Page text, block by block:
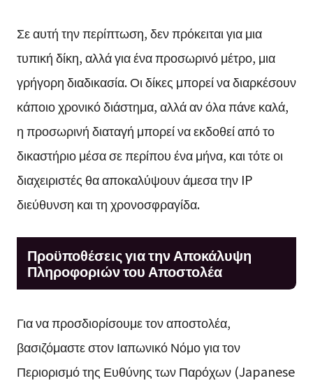
Σε αυτή την περίπτωση, δεν πρόκειται για μια
τυπική δίκη, αλλά για ένα προσωρινό μέτρο, μια
γρήγορη διαδικασία. Οι δίκες μπορεί να διαρκέσουν
κάποιο χρονικό διάστημα, αλλά αν όλα πάνε καλά,
η προσωρινή διαταγή μπορεί να εκδοθεί από το
δικαστήριο μέσα σε περίπου ένα μήνα, και τότε οι
διαχειριστές θα αποκαλύψουν άμεσα την IP
διεύθυνση και τη χρονοσφραγίδα.
Προϋποθέσεις για την Αποκάλυψη
Πληροφοριών του Αποστολέα
Για να προσδιορίσουμε τον αποστολέα,
βασιζόμαστε στον Ιαπωνικό Νόμο για τον
Περιορισμό της Ευθύνης των Παρόχων (Japanese